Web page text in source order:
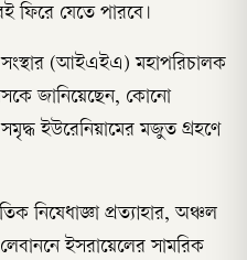
ফিরে যেতে পারবে।
(আইএইএ) মহাপরিচালক
জানিয়েছেন, কোনো
ইউরেনিয়ামের মজুত গ্রহণে
নিষেধাজ্ঞা প্রত্যাহার, অঞ্চল
ইসরায়েলের সামরিক